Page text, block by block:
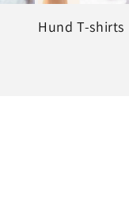
Hund T-shirts